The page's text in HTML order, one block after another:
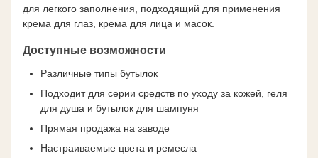
для легкого заполнения, подходящий для применения
крема для глаз, крема для лица и масок.
Доступные возможности
Различные типы бутылок
Подходит для серии средств по уходу за кожей, геля
для душа и бутылок для шампуня
Прямая продажа на заводе
Настраиваемые цвета и ремесла